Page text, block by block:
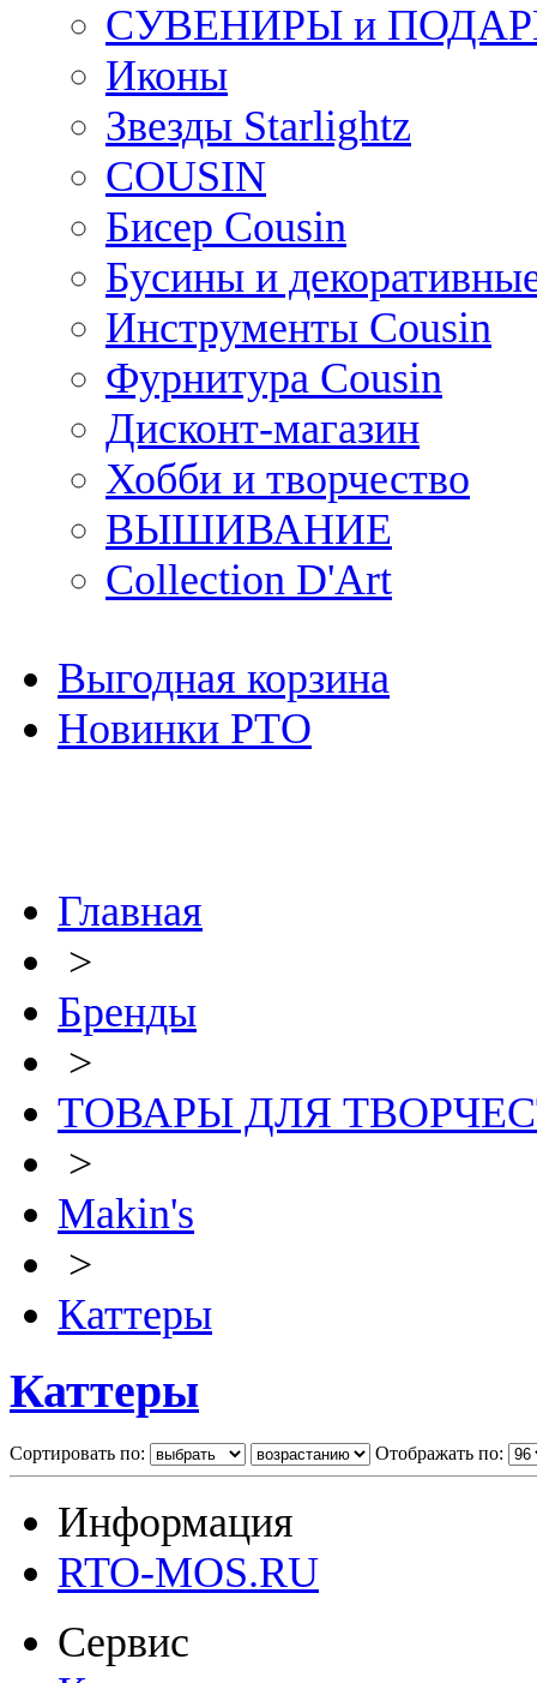
СУВЕНИРЫ и
Иконы
Звезды Starlightz
COUSIN
Бисер Cousin
Бусины и
Инструменты Cousin
Фурнитура Cousin
Дисконт-магазин
Хобби и творчество
ВЫШИВАНИЕ
Collection D'Art
Выгодная корзина
Новинки РТО
Главная
>
Бренды
>
ТОВАРЫ ДЛЯ
>
Makin's
>
Каттеры
Каттеры
Сортировать по: Отображать по:
Информация
RTO-MOS.RU
Сервис